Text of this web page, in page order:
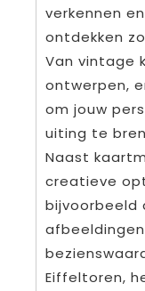
verkennen
ontdekken
Van vintage
ontwerpen,
om jouw
uiting te
Naast
creatieve
bijvoorbeeld
Eiffeltoren,